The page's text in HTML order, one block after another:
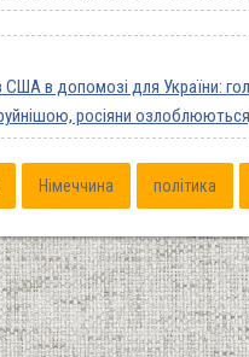
в допомозі для України:
росіяни
Німеччина політика